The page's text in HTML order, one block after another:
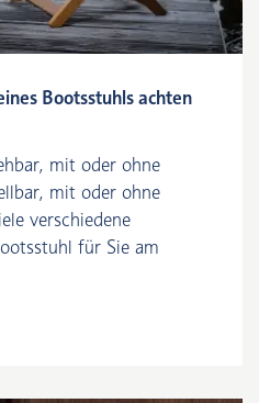
Bootsstuhls achten
mit oder ohne
mit oder ohne
verschiedene
für Sie am